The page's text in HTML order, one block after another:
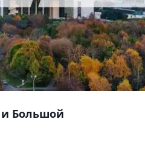
и Большой